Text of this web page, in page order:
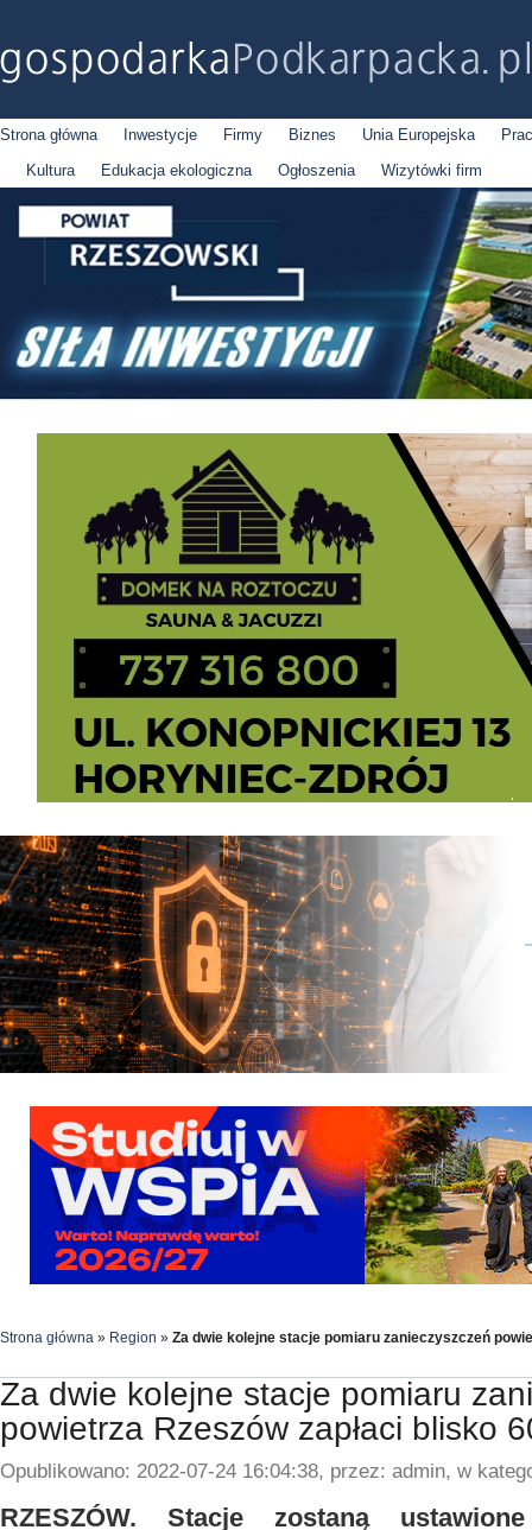
Strona główna Inwestycje Firmy Biznes Unia Europejska
Kultura
Edukacja ekologiczna Ogłoszenia Wizytówki firm
Strona główna » Region » Za dwie kolejne stacje pomiaru zanieczyszczeń
Za dwie kolejne stacje pomiaru
powietrza Rzeszów zapłaci blisko
Opublikowano: 2022-07-24 16:04:38, przez: admin, w
RZESZÓW. Stacje zostaną